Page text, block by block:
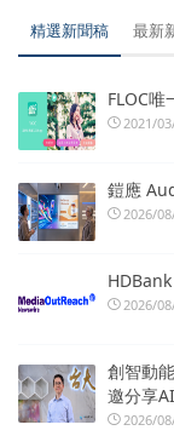
精選新聞稿 最新
FLOC
2021/
鎧應
2026/
2026/
創智動
邀分享
2026/